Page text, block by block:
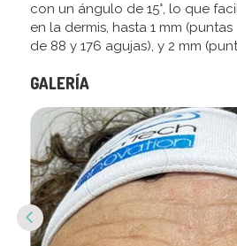
con un ángulo de 15°, lo que
en la dermis, hasta 1 mm (puntas
de 88 y 176 agujas), y 2 mm
GALERÍA
Previous